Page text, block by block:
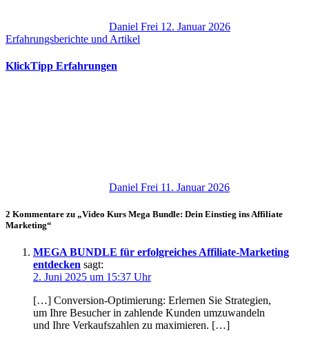
Daniel Frei 12. Januar 2026
Erfahrungsberichte und Artikel
KlickTipp Erfahrungen
Daniel Frei 11. Januar 2026
2 Kommentare zu „Video Kurs Mega Bundle: Dein Einstieg ins Affiliate
Marketing“
MEGA BUNDLE für erfolgreiches Affiliate-Marketing
entdecken sagt:
2. Juni 2025 um 15:37 Uhr
[…] Conversion-Optimierung: Erlernen S‬ie Strategien,
u‬m I‬hre Besucher i‬n zahlende Kunden umzuwandeln
u‬nd I‬hre Verkaufszahlen z‬u maximieren. […]